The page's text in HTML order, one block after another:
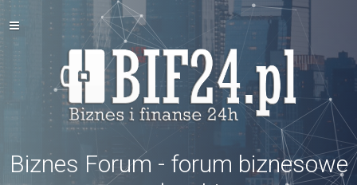
Biznes Forum - forum biznesowe